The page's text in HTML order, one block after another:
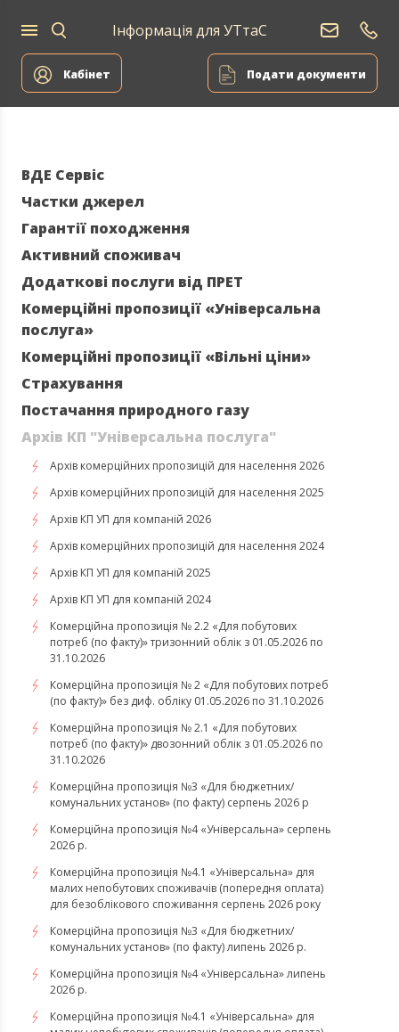
Кабінет Подати документи
Інформація для УТтаС
дому
компаній
Постачання
природного
газу
ВДЕ Сервіс
Частки джерел
Гарантії походження
Активний споживач
Додаткові послуги від ПРЕТ
Комерційні пропозиції «Універсальна
послуга»
Комерційні пропозиції «Вільні ціни»
Страхування
Постачання природного газу
Архів КП "Універсальна послуга"
Архів комерційних пропозицій для населення 2026
Архів комерційних пропозицій для населення 2025
Архів КП УП для компаній 2026
Архів комерційних пропозицій для населення 2024
Архів КП УП для компаній 2025
Архів КП УП для компаній 2024
Комерційна пропозиція № 2.2 «Для побутових
потреб (по факту)» тризонний облік з 01.05.2026 по
31.10.2026
Комерційна пропозиція № 2 «Для побутових потреб
(по факту)» без диф. обліку 01.05.2026 по 31.10.2026
Комерційна пропозиція № 2.1 «Для побутових
потреб (по факту)» двозонний облік з 01.05.2026 по
31.10.2026
Комерційна пропозиція №3 «Для бюджетних/
комунальних установ» (по факту) серпень 2026 р
Комерційна пропозиція №4 «Універсальна» серпень
2026 р.
Комерційна пропозиція №4.1 «Універсальна» для
малих непобутових споживачів (попередня оплата)
для безоблікового споживання серпень 2026 року
Комерційна пропозиція №3 «Для бюджетних/
комунальних установ» (по факту) липень 2026 р.
Комерційна пропозиція №4 «Універсальна» липень
2026 р.
Комерційна пропозиція №4.1 «Універсальна» для